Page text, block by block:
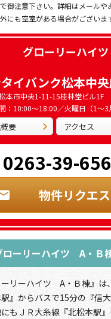
御注意下さい。詳細はメールや
にも空室がある場合がございま
グローリーハイ
イバンク松本中
本市中央1-11-15桂林堂ビル1F
：10:00～18:00／火曜日（1～3
要 アクセス
0263-39-
物件リクエ
ローリーハイツ A・Ｂ
ーリーハイツ A・Ｂ棟』は
』からバスで15分の『信
もＪＲ大糸線『北松本駅